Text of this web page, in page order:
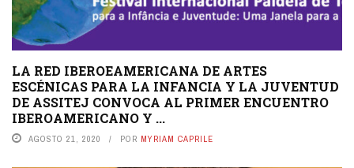
LA RED IBEROEAMERICANA DE ARTES
ESCÉNICAS PARA LA INFANCIA Y LA JUVENTUD
DE ASSITEJ CONVOCA AL PRIMER ENCUENTRO
IBEROAMERICANO Y ...
AGOSTO 21, 2020 POR MYRIAM CAPRILE